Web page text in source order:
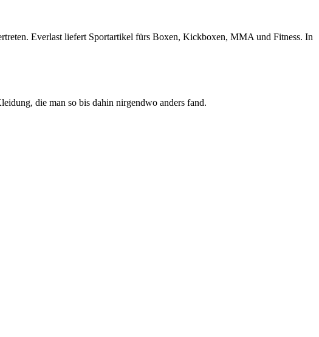
Everlast liefert Sportartikel fürs Boxen, Kickboxen, MMA und Fitness. In
die man so bis dahin nirgendwo anders fand.